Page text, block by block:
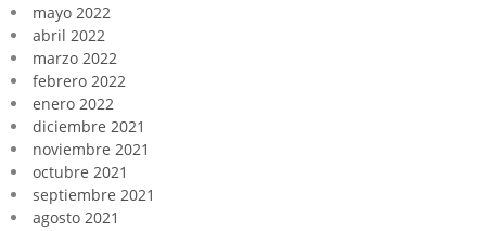
mayo 2022
abril 2022
marzo 2022
febrero 2022
enero 2022
diciembre 2021
noviembre 2021
octubre 2021
septiembre 2021
agosto 2021